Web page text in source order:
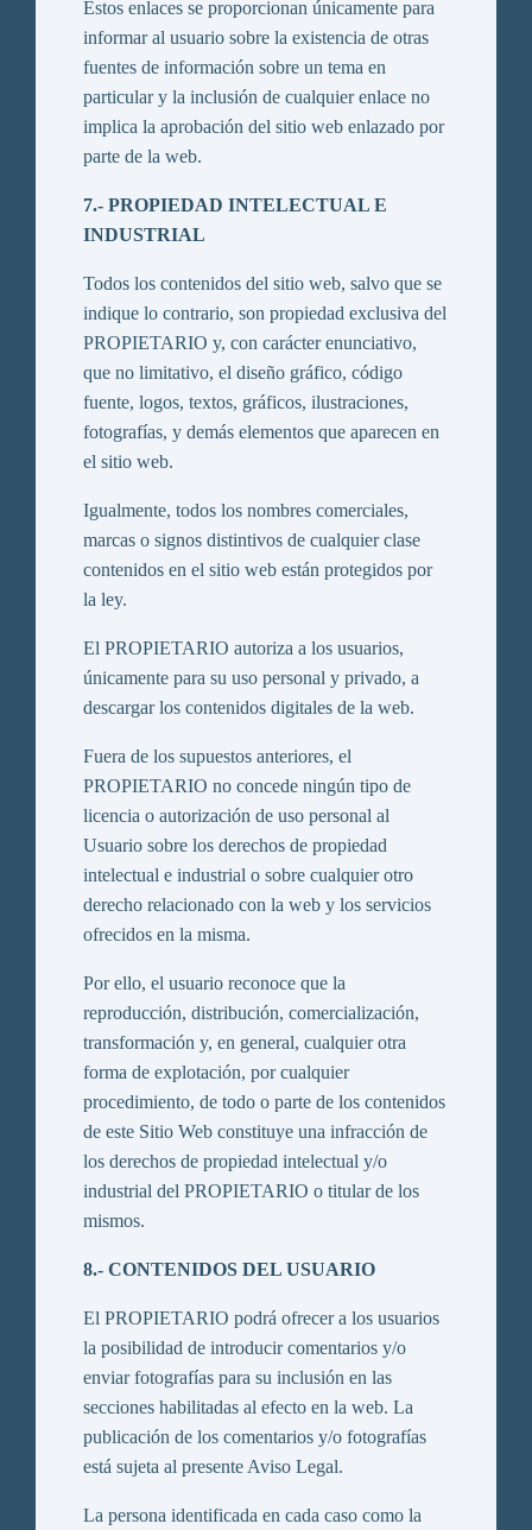
Estos enlaces se proporcionan únicamente para
informar al usuario sobre la existencia de otras
fuentes de información sobre un tema en
particular y la inclusión de cualquier enlace no
implica la aprobación del sitio web enlazado por
parte de la web.
7.- PROPIEDAD INTELECTUAL E
INDUSTRIAL
Todos los contenidos del sitio web, salvo que se
indique lo contrario, son propiedad exclusiva del
PROPIETARIO y, con carácter enunciativo,
que no limitativo, el diseño gráfico, código
fuente, logos, textos, gráficos, ilustraciones,
fotografías, y demás elementos que aparecen en
el sitio web.
Igualmente, todos los nombres comerciales,
marcas o signos distintivos de cualquier clase
contenidos en el sitio web están protegidos por
la ley.
El PROPIETARIO autoriza a los usuarios,
únicamente para su uso personal y privado, a
descargar los contenidos digitales de la web.
Fuera de los supuestos anteriores, el
PROPIETARIO no concede ningún tipo de
licencia o autorización de uso personal al
Usuario sobre los derechos de propiedad
intelectual e industrial o sobre cualquier otro
derecho relacionado con la web y los servicios
ofrecidos en la misma.
Por ello, el usuario reconoce que la
reproducción, distribución, comercialización,
transformación y, en general, cualquier otra
forma de explotación, por cualquier
procedimiento, de todo o parte de los contenidos
de este Sitio Web constituye una infracción de
los derechos de propiedad intelectual y/o
industrial del PROPIETARIO o titular de los
mismos.
8.- CONTENIDOS DEL USUARIO
El PROPIETARIO podrá ofrecer a los usuarios
la posibilidad de introducir comentarios y/o
enviar fotografías para su inclusión en las
secciones habilitadas al efecto en la web. La
publicación de los comentarios y/o fotografías
está sujeta al presente Aviso Legal.
La persona identificada en cada caso como la